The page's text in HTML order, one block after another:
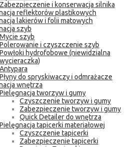
Zabezpieczenie i konserwacja silnika
reflektorów plastikowych
lakierów i folii matowych
szyb
Mycie szyb
Polerowanie i czyszczenie szyb
Powłoki hydrofobowe (niewidzialna
wycieraczka)
Antypara
Płyny do spryskiwaczy i odmrażacze
wnętrza
Pielęgnacja tworzyw i gumy
Czyszczenie tworzyw i gumy
Zabezpieczenie tworzyw i gumy
Quick Detailer do wnętrza
Pielęgnacja tapicerki materiałowej
Czyszczenie tapicerki
Zabezpieczenie tapicerki